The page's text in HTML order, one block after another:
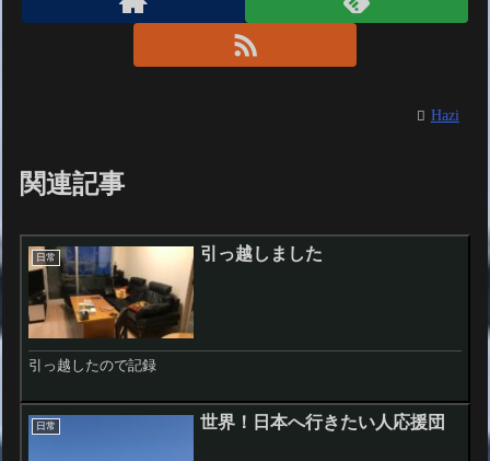
Hazi
関連記事
日常 引っ越しました
引っ越したので記録
日常 世界！日本へ行きたい人応援団